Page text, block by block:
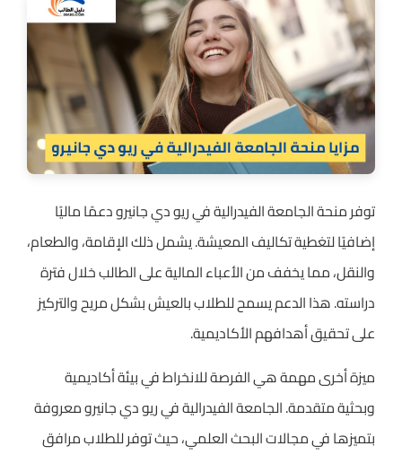
توفر منحة الجامعة الفيدرالية في ريو دي جانيرو دعمًا ماليًا
إضافيًا لتغطية تكاليف المعيشة. يشمل ذلك الإقامة، والطعام،
والنقل، مما يخفف من الأعباء المالية على الطالب خلال فترة
دراسته. هذا الدعم يسمح للطلاب بالعيش بشكل مريح والتركيز
على تحقيق أهدافهم الأكاديمية.
ميزة أخرى مهمة هي الفرصة للانخراط في بيئة أكاديمية
وبحثية متقدمة. الجامعة الفيدرالية في ريو دي جانيرو معروفة
بتميزها في مجالات البحث العلمي، حيث توفر للطلاب مرافق